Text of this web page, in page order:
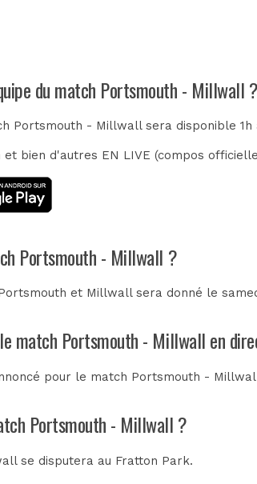
du match Portsmouth - Millwall ?
Portsmouth - Millwall sera disponible 1h
bien d'autres EN LIVE (compos
Portsmouth - Millwall ?
et Millwall sera donné le
match Portsmouth - Millwall en
pour le match Portsmouth -
Portsmouth - Millwall ?
se disputera au Fratton Park.